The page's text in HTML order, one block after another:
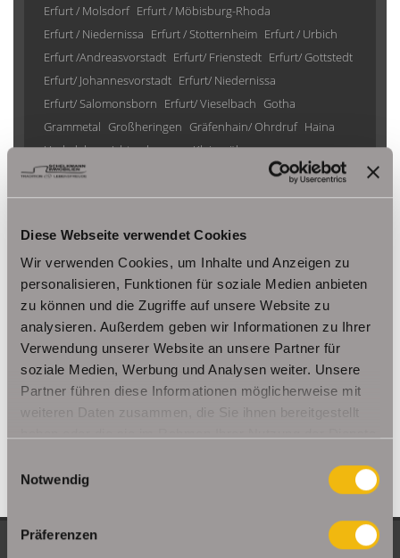
Diese Webseite verwendet Cookies
Wir verwenden Cookies, um Inhalte und Anzeigen zu
personalisieren, Funktionen für soziale Medien anbieten
zu können und die Zugriffe auf unsere Website zu
analysieren. Außerdem geben wir Informationen zu Ihrer
Verwendung unserer Website an unsere Partner für
soziale Medien, Werbung und Analysen weiter. Unsere
Partner führen diese Informationen möglicherweise mit
weiteren Daten zusammen, die Sie ihnen bereitgestellt
Notwendig
Präferenzen
Erfurt / Molsdorf Erfurt / Möbisburg-Rhoda
Erfurt / Niedernissa Erfurt / Stotternheim Erfurt / Urbich
Erfurt /Andreasvorstadt Erfurt/ Frienstedt Erfurt/ Gottstedt
Erfurt/ Johannesvorstadt Erfurt/ Niedernissa
Erfurt/ Salomonsborn Erfurt/ Vieselbach Gotha
Grammetal Großheringen Gräfenhain/ Ohrdruf Haina
Herbsleben Ichtershausen Kleinmölsen
Kutzleben / Lützensömmern
Nesse- Apfelstädt / Kornhochheim Nohra Oberhof
Saalfeld/Saale / Remschütz Steinbach-Hallenberg/ Viernau
Tonna / Gräfentonna Udestedt
Unstrut- Hainich /Großengottern Weimar / Legefeld
Immo Am Ettersberg Haus Am Ettersberg Häuser Am Ettersberg
kaufen Am Ettersberg
Hauskauf Am Ettersberg
Immobilienkauf Am
Ettersberg
Einfamilienhaus Am Ettersberg
Einfamilienhäuser Am